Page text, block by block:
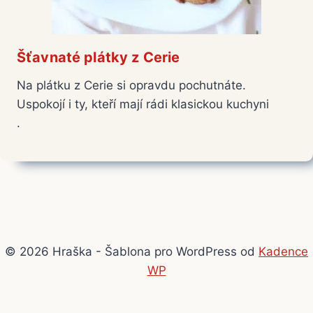
Šťavnaté plátky z Cerie
Na plátku z Cerie si opravdu pochutnáte.
Uspokojí i ty, kteří mají rádi klasickou kuchyni
.
© 2026 Hraška - Šablona pro WordPress od Kadence
WP